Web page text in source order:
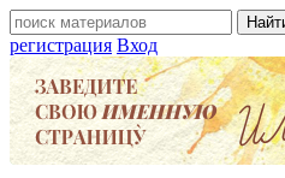
регистрация Вход